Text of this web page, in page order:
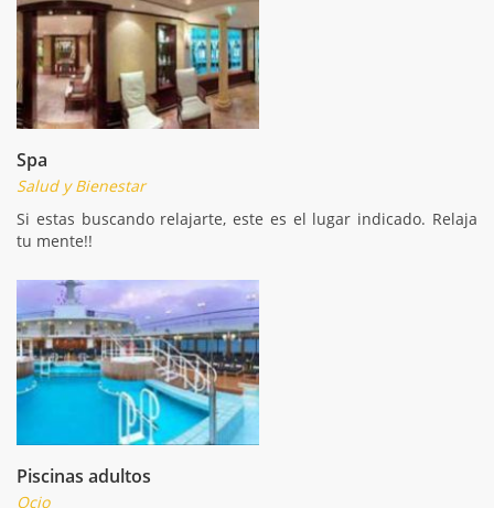
Spa
Salud y Bienestar
Si estas buscando relajarte, este es el lugar indicado. Relaja
tu mente!!
Piscinas adultos
Ocio